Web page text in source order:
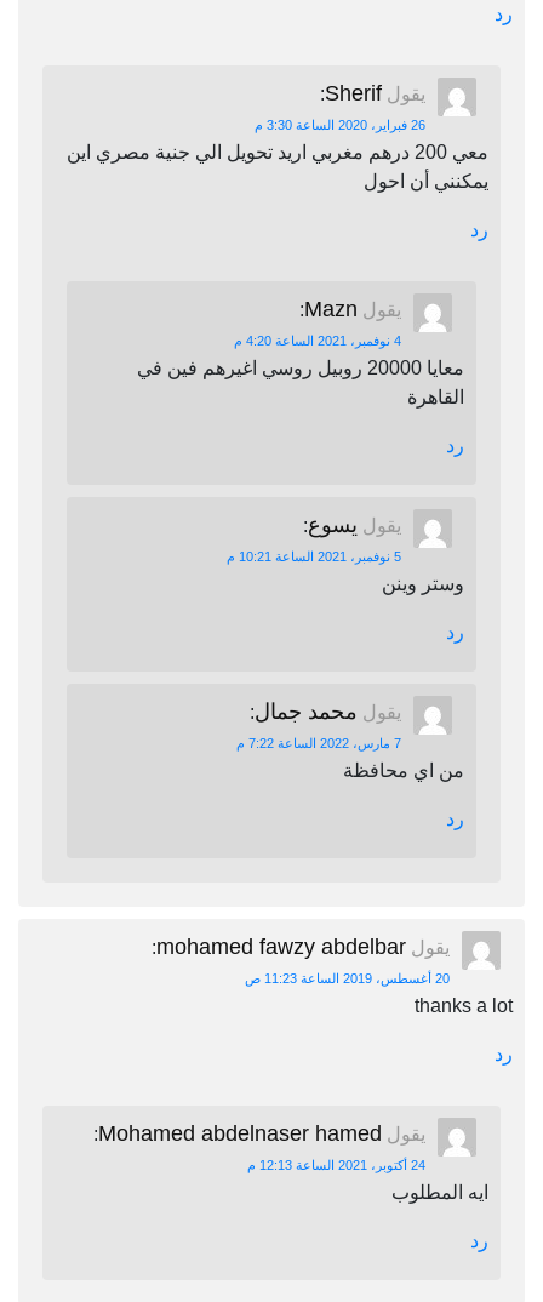
رد
يقول Sherif
:
26 فبراير، 2020 الساعة 3:30 م
معي 200 درهم مغربي اريد تحويل الي جنية مصري اين
يمكنني أن احول
رد
يقول Mazn
:
4 نوفمبر، 2021 الساعة 4:20 م
معايا 20000 روبيل روسي اغيرهم فين في
القاهرة
رد
يقول يسوع:
5 نوفمبر، 2021 الساعة 10:21 م
وستر وينن
رد
يقول محمد جمال:
7 مارس، 2022 الساعة 7:22 م
من اي محافظة
رد
يقول mohamed fawzy abdelbar
:
20 أغسطس، 2019 الساعة 11:23 ص
thanks a lot
رد
يقول Mohamed abdelnaser hamed
:
24 أكتوبر، 2021 الساعة 12:13 م
ايه المطلوب
رد